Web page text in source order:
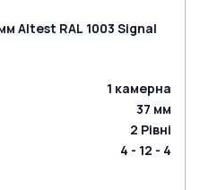
Altest RAL 1003 Signal
1 камерна
37 мм
2 Рівні
4 - 12 - 4